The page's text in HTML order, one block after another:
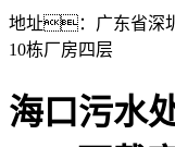
地址：广东省深
10栋厂房四层
海口污水